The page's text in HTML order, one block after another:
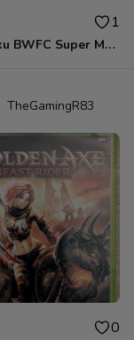
1
Son Goku BWFC Super Master Stars
TheGamingR83
0